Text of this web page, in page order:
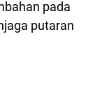
pada
putaran